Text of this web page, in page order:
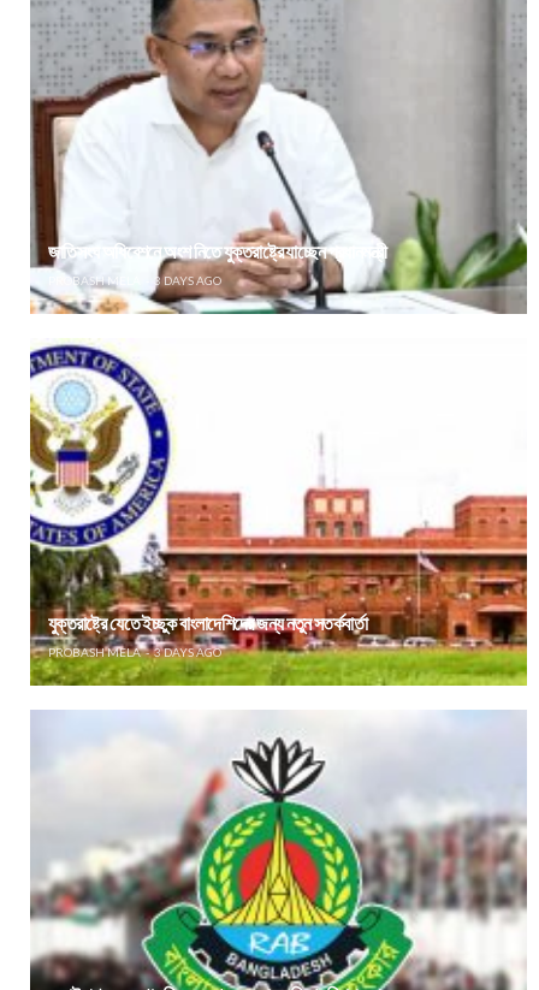
জাতিসংঘ অধিবেশনে অংশ নিতে যুক্তরাষ্ট্রে যাচ্ছেন প্রধানমন্ত্রী
PROBASH MELA 3 DAYS AGO
যুক্তরাষ্ট্রে যেতে ইচ্ছুক বাংলাদেশিদের জন্য নতুন সতর্কবার্তা
PROBASH MELA 3 DAYS AGO